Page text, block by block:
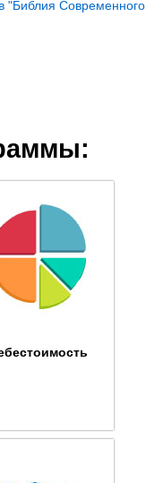
"Библия Современного